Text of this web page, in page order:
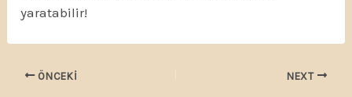
yaratabilir!
ÖNCEKI NEXT